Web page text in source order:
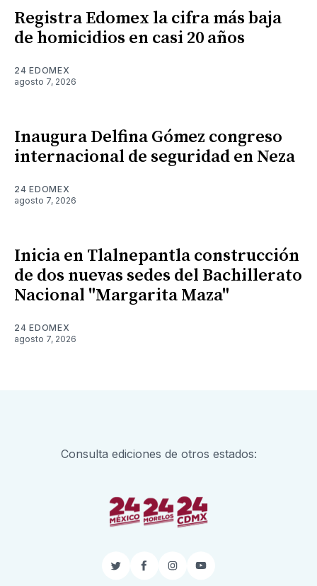
Registra Edomex la cifra más baja
de homicidios en casi 20 años
24 EDOMEX
agosto 7, 2026
Inaugura Delfina Gómez congreso
internacional de seguridad en Neza
24 EDOMEX
agosto 7, 2026
Inicia en Tlalnepantla construcción
de dos nuevas sedes del Bachillerato
Nacional "Margarita Maza"
24 EDOMEX
agosto 7, 2026
Consulta ediciones de otros estados:
TwitterFacebook
InstagramYouTube